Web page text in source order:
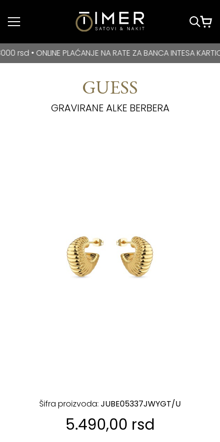
Idi do glavnog
BESPLATNA DOSTAVA za kupovine veće od 3000 rsd •
PLAĆANJE NA RATE ZA BANCA INTESA KARTICE
GUESS
GRAVIRANE ALKE BERBERA
Šifra proizvoda: JUBE05337JWYGT/U
5.490,00 rsd